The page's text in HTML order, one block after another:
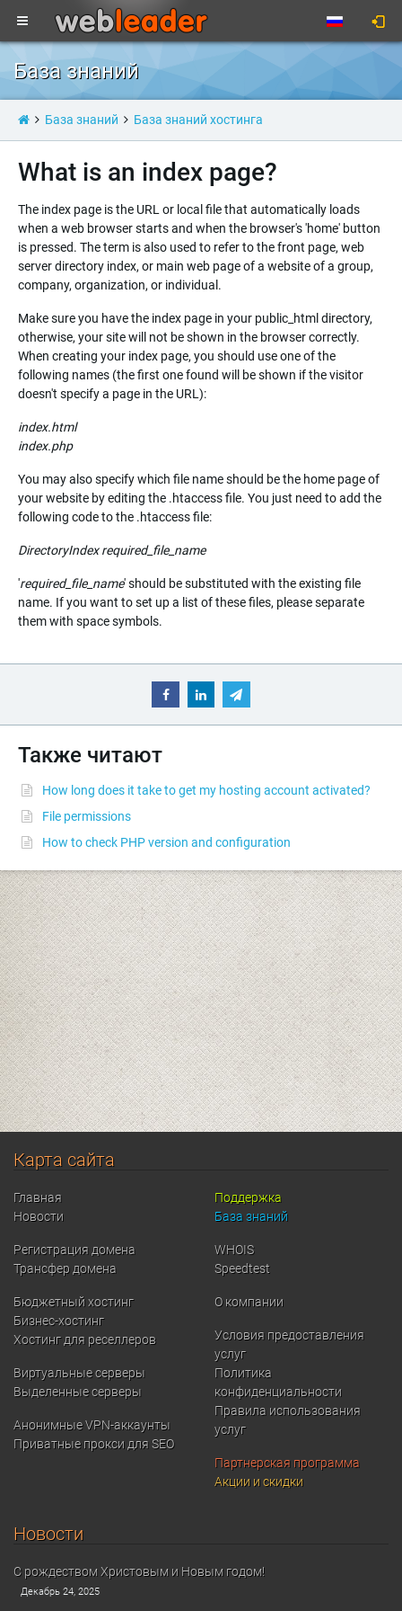
База знаний
База знаний База знаний хостинга
What is an index page?
The index page is the URL or local file that automatically loads
when a web browser starts and when the browser's 'home' button
is pressed. The term is also used to refer to the front page, web
server directory index, or main web page of a website of a group,
company, organization, or individual.
Make sure you have the index page in your public_html directory,
otherwise, your site will not be shown in the browser correctly.
When creating your index page, you should use one of the
following names (the first one found will be shown if the visitor
doesn't specify a page in the URL):
index.html
index.php
You may also specify which file name should be the home page of
your website by editing the .htaccess file. You just need to add the
following code to the .htaccess file:
DirectoryIndexrequired_file_name
'required_file_name' should be substituted with the existing file
name. If you want to set up a list of these files, please separate
them with space symbols.
Также читают
How long does it take to get my hosting account activated?
File permissions
How to check PHP version and configuration
Карта сайта
Главная
Новости
Регистрация домена
Трансфер домена
Бюджетный хостинг
Бизнес-хостинг
Хостинг для реселлеров
Виртуальные серверы
Выделенные серверы
Анонимные VPN-аккаунты
Приватные прокси для SEO
Поддержка
База знаний
WHOIS
Speedtest
О компании
Условия предоставления
услуг
Политика
конфиденциальности
Правила использования
услуг
Партнерская программа
Акции и скидки
Новости
С рождеством Христовым и Новым годом!
Декабрь 24, 2025